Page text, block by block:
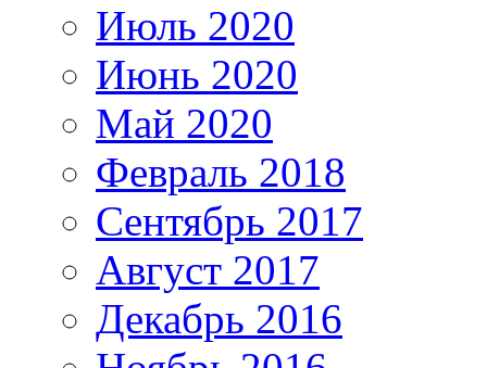
Июль 2020
Июнь 2020
Май 2020
Февраль 2018
Сентябрь 2017
Август 2017
Декабрь 2016